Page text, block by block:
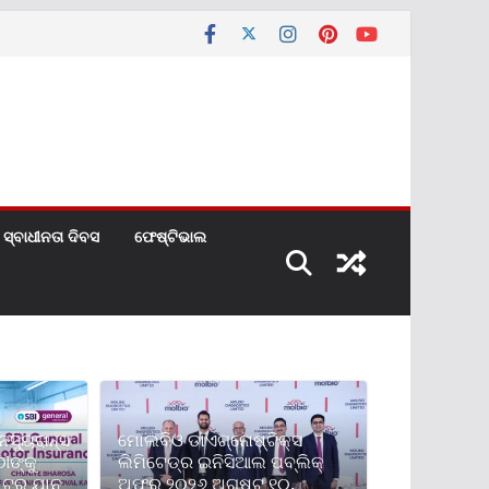
ସ୍ବାଧୀନତା ଦିବସ ଫେଷ୍ଟିଭାଲ
ଯାନ
ମୋଲବିଓ ଡାଏଗ୍ନୋଷ୍ଟିକ୍ସ
ଲିମିଟେଡ୍‌ର ଇନିସିଆଲ ପବ୍ଲିକ୍
ଅଫର ୨୦୨୬ ଅଗଷ୍ଟ ୧୦,